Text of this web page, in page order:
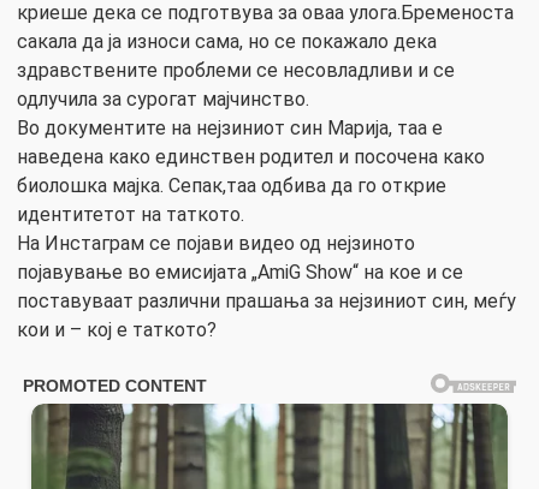
криеше дека се подготвува за оваа улога.Бременоста
сакала да ја износи сама, но се покажало дека
здравствените проблеми се несовладливи и се
одлучила за сурогат мајчинство.
Во документите на нејзиниот син Марија, таа е
наведена како единствен родител и посочена како
биолошка мајка. Сепак,таа одбива да го открие
идентитетот на таткото.
На Инстаграм се појави видео од нејзиното
појавување во емисијата „AmiG ​​Show“ на кое и се
поставуваат различни прашања за нејзиниот син, меѓу
кои и – кој е таткото?